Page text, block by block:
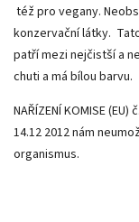
též pro vegany.
konzervační látky.
patří mezi nejčistší a
chuti a má bílou barvu.
NAŘÍZENÍ KOMISE
14.12 2012 nám
organismus.